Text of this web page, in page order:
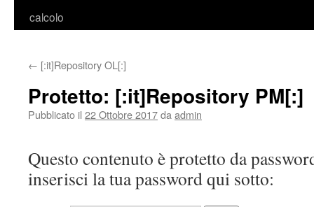
calcolo
← [:it]Repository OL[:]
Protetto: [:it]Repository PM[:]
Pubblicato il 22 Ottobre 2017da admin
Questo contenuto è protetto da
inserisci la tua password qui sotto: